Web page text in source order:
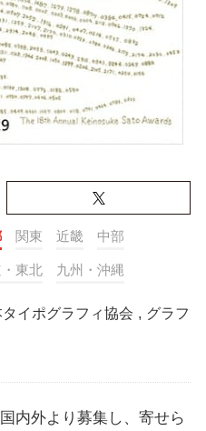
関東 近畿 中部
東北 九州・沖縄
タイポグラフィ協会 , グラフ
内外より募集し、寄せら